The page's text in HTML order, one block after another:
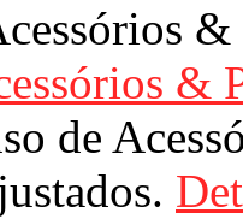
&
de